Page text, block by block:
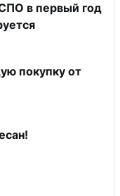
в первый год
покупку от